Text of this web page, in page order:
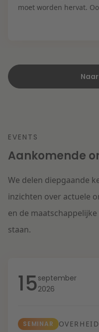
moet worden hervat.
EVENTS
Aankomende
We delen diepgaande
inzichten over actuele
en de
staan.
15september
2026
SEMINAR